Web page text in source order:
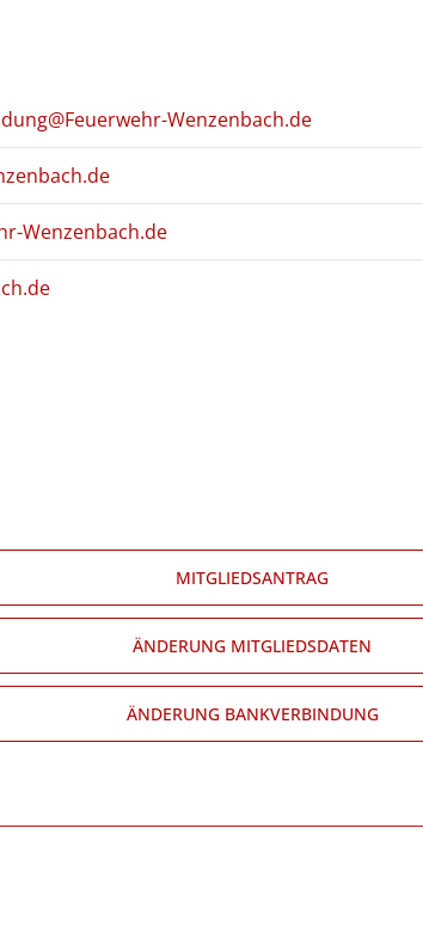
Wenzenbach.de
Wenzenbach.de
MITGLIEDSANTRAG
ÄNDERUNG MITGLIEDSDATEN
ÄNDERUNG BANKVERBINDUNG